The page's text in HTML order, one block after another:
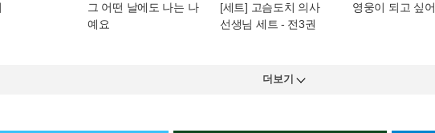
그 어떤 날에도 나는 나
예요
[세트] 고슴도치 의사
선생님 세트 - 전3권
영웅이 되고 싶어
더보기